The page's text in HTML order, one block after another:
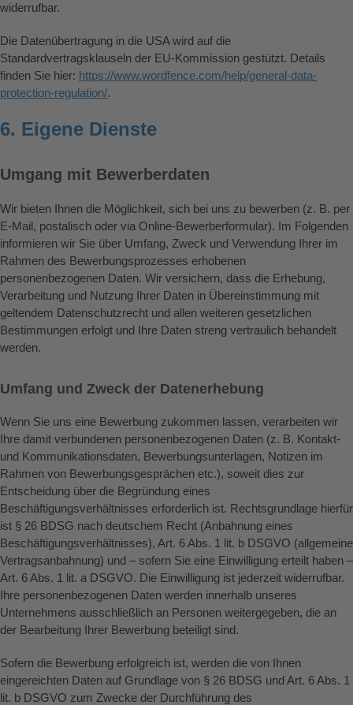
widerrufbar.
Die Datenübertragung in die USA wird auf die
Standardvertragsklauseln der EU-Kommission gestützt. Details
finden Sie hier: https://www.wordfence.com/help/general-data-
protection-regulation/.
6. Eigene Dienste
Umgang mit Bewerberdaten
Wir bieten Ihnen die Möglichkeit, sich bei uns zu bewerben (z. B. per
E-Mail, postalisch oder via Online-Bewerberformular). Im Folgenden
informieren wir Sie über Umfang, Zweck und Verwendung Ihrer im
Rahmen des Bewerbungsprozesses erhobenen
personenbezogenen Daten. Wir versichern, dass die Erhebung,
Verarbeitung und Nutzung Ihrer Daten in Übereinstimmung mit
geltendem Datenschutzrecht und allen weiteren gesetzlichen
Bestimmungen erfolgt und Ihre Daten streng vertraulich behandelt
werden.
Umfang und Zweck der Datenerhebung
Wenn Sie uns eine Bewerbung zukommen lassen, verarbeiten wir
Ihre damit verbundenen personenbezogenen Daten (z. B. Kontakt-
und Kommunikationsdaten, Bewerbungsunterlagen, Notizen im
Rahmen von Bewerbungsgesprächen etc.), soweit dies zur
Entscheidung über die Begründung eines
Beschäftigungsverhältnisses erforderlich ist. Rechtsgrundlage hierfür
ist § 26 BDSG nach deutschem Recht (Anbahnung eines
Beschäftigungsverhältnisses), Art. 6 Abs. 1 lit. b DSGVO (allgemeine
Vertragsanbahnung) und – sofern Sie eine Einwilligung erteilt haben –
Art. 6 Abs. 1 lit. a DSGVO. Die Einwilligung ist jederzeit widerrufbar.
Ihre personenbezogenen Daten werden innerhalb unseres
Unternehmens ausschließlich an Personen weitergegeben, die an
der Bearbeitung Ihrer Bewerbung beteiligt sind.
Sofern die Bewerbung erfolgreich ist, werden die von Ihnen
eingereichten Daten auf Grundlage von § 26 BDSG und Art. 6 Abs. 1
lit. b DSGVO zum Zwecke der Durchführung des